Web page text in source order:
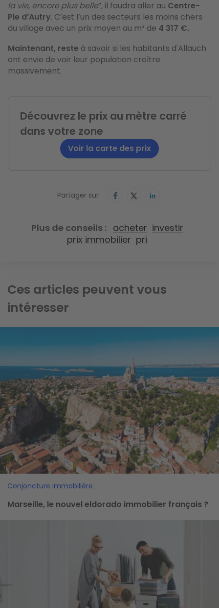
la vie, encore plus belle”, il faudra aller au Centre-
Pie d’Autry. C’est l’un des secteurs les moins chers
du village avec un prix moyen au m² de 4 317 €.
Maintenant, reste à savoir si les habitants d'Allauch
ont envie de voir leur population croître
massivement.
Découvrez le prix au mètre carré
dans votre zone
Voir la carte des prix
Partager sur
Plus de conseils acheter investir
prix immobilier pri
Ces articles peuvent vous
intéresser
Conjoncture immobilière
Marseille, le nouvel eldorado immobilier français ?